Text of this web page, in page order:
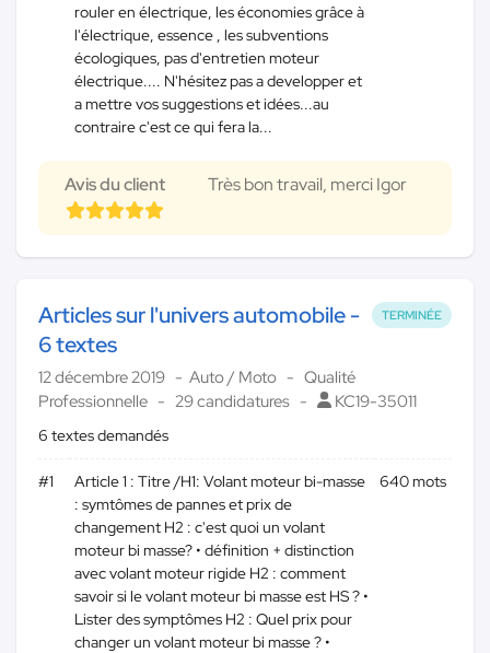
rouler en électrique, les économies grâce à
l'électrique, essence , les subventions
écologiques, pas d'entretien moteur
électrique.... N'hésitez pas a developper et
a mettre vos suggestions et idées...au
contraire c'est ce qui fera la...
Avis du client Très bon travail, merci Igor
TERMINÉE
Articles sur l'univers automobile -
6 textes
12 décembre 2019 Auto / Moto
Qualité
Professionnelle
29 candidatures KC19-35011
6 textes demandés
#1
Article 1 : Titre /H1: Volant moteur bi-masse
: symtômes de pannes et prix de
changement H2 : c'est quoi un volant
moteur bi masse? • définition + distinction
avec volant moteur rigide H2 : comment
savoir si le volant moteur bi masse est HS ? •
Lister des symptômes H2 : Quel prix pour
changer un volant moteur bi masse ? •
640 mots